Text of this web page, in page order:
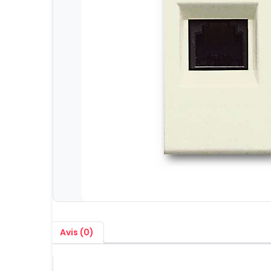
Avis (0)